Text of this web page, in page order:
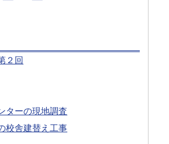
２回
ターの現地調査
校舎建替え工事